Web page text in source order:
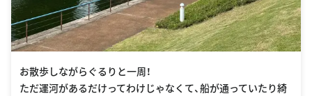
お散歩しながらぐるりと一周！
ただ運河があるだけってわけじゃなくて、船が通っていたり綺